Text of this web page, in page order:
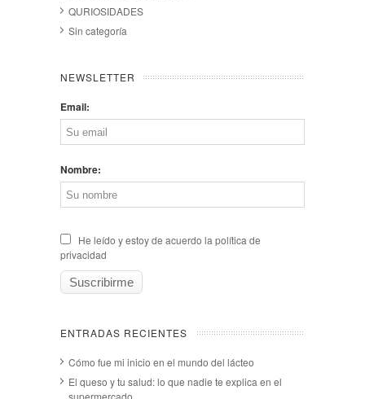
QURIOSIDADES
Sin categoría
NEWSLETTER
Email:
Nombre:
He leído y estoy de acuerdo la política de
privacidad
ENTRADAS RECIENTES
Cómo fue mi inicio en el mundo del lácteo
El queso y tu salud: lo que nadie te explica en el